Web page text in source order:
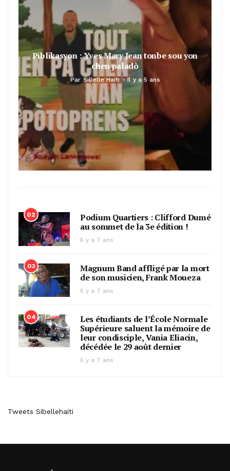
Piblikasyon : Yves Mary Jean tonbe sou yon
chen paladò
Par SiBelle Haiti Il y a 5 ans
02
Podium Quartiers : Clifford Dumé
au sommet de la 3e édition !
Il y a 7 ans
03
Magnum Band affligé par la mort
de son musicien, Frank Moueza
Il y a 7 ans
04
Les étudiants de l’École Normale
Supérieure saluent la mémoire de
leur condisciple, Vania Eliacin,
décédée le 29 août dernier
Il y a 7 ans
Tweets Sibellehaiti